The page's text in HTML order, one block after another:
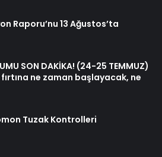
Raporu’nu 13 Ağustos’ta
SON DAKİKA! (24-25 TEMMUZ)
ne zaman başlayacak, ne
Tuzak Kontrolleri